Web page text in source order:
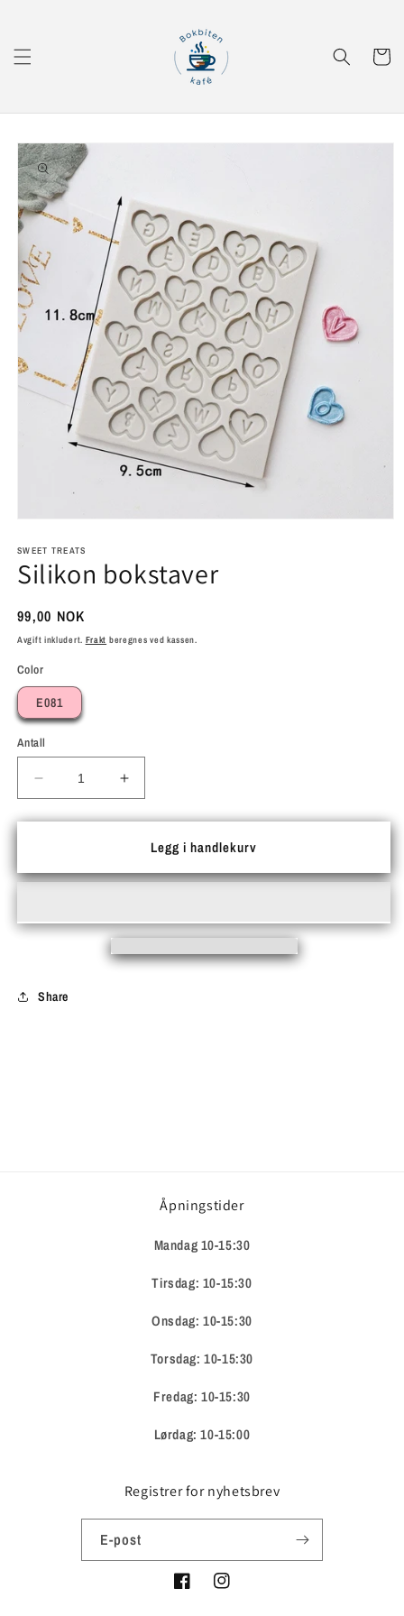
Hopp til
produktinformasjon
1
i
modal
SWEET TREATS
Silikon bokstaver
Vanlig
pris
99,00 NOK
Avgift inkludert. Frakt beregnes ved kassen.
Color
E081
Antall
antallet
for
Øk
antallet
for
SilikonLegg i handlekurv
Share
Åpningstider
Mandag 10-15:30
Tirsdag: 10-15:30
Onsdag: 10-15:30
Torsdag: 10-15:30
Fredag: 10-15:30
Lørdag: 10-15:00
Registrer for nyhetsbrev
E-post
FacebookInstagram